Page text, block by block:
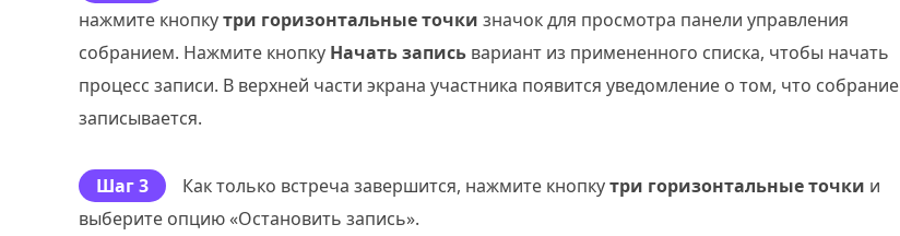
нажмите кнопкутри горизонтальные точки значок для просмотра панели управления
собранием. Нажмите кнопку Начать запись вариант из примененного списка, чтобы начать
процесс записи. В верхней части экрана участника появится уведомление о том, что собрание
записывается.
Шаг 3 Как только встреча завершится, нажмите кнопкутри горизонтальные точки и
выберите опцию «Остановить запись».